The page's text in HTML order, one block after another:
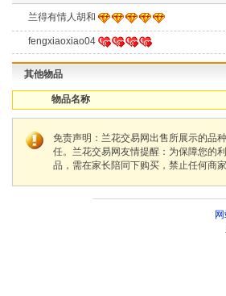
兰得有情人胡和
fengxiaoxiao04
其他物品
物品名称
免责声明：兰花交易网出售所展示的品
任。兰花交易网友情提醒：为保障您的
品，需在家长陪同下购买，禁止任何商